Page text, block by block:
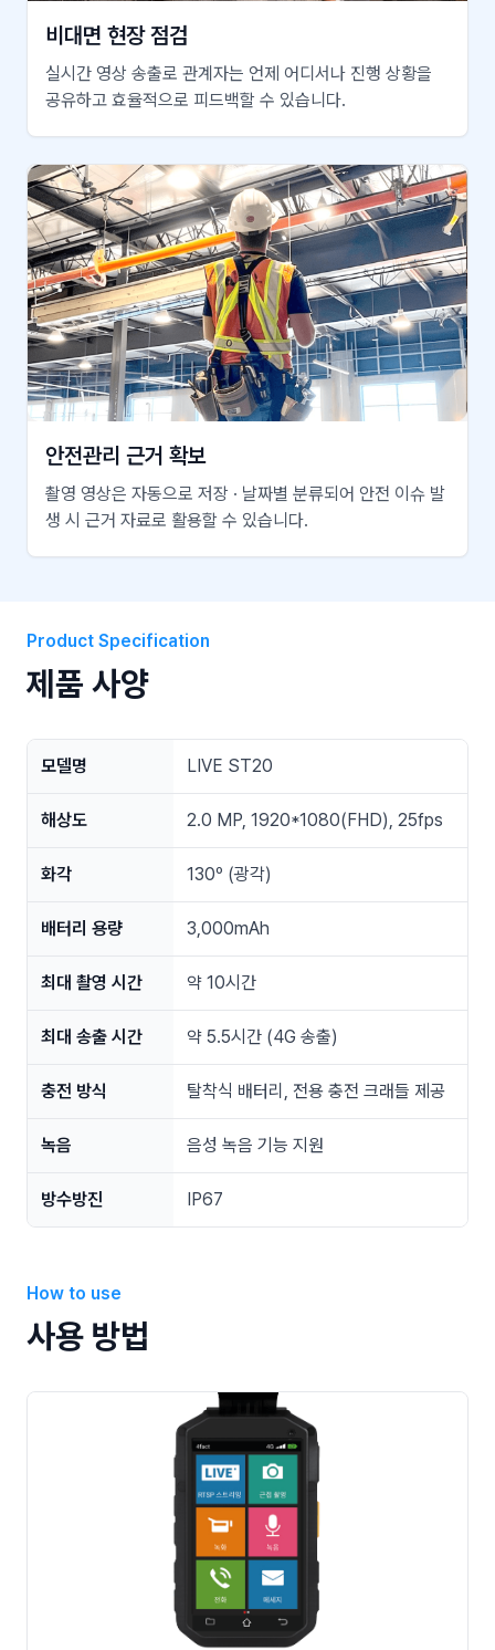
비대면 현장 점검
실시간 영상 송출로 관계자는 언제 어디서나 진행 상황을
공유하고 효율적으로 피드백할 수 있습니다.
안전관리 근거 확보
촬영 영상은 자동으로 저장 · 날짜별 분류되어 안전 이슈 발
생 시 근거 자료로 활용할 수 있습니다.
Product Specification
제품 사양
모델명 LIVE ST20
해상도 2.0 MP, 1920*1080(FHD), 25fps
화각 130º (광각)
배터리 용량 3,000mAh
최대 촬영 시간 약 10시간
최대 송출 시간 약 5.5시간 (4G 송출)
충전 방식 탈착식 배터리, 전용 충전 크래들 제공
녹음 음성 녹음 기능 지원
방수방진 IP67
How to use
사용 방법